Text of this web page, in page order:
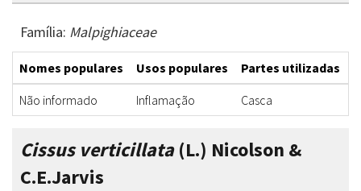
Família: Malpighiaceae
Nomes populares Usos populares Partes utilizadas
Não informado
Inflamação Casca
Cissus verticillata(L.) Nicolson &
C.E.Jarvis